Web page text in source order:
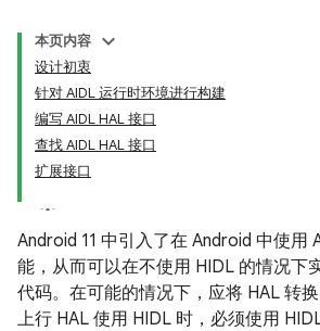
本页内容
设计初衷
针对 AIDL 运行时环境进行构建
编写 AIDL HAL 接口
查找 AIDL HAL 接口
扩展接口
Android 11 中引入了在 Android 中使用
能，从而可以在不使用 HIDL 的情况下
代码。在可能的情况下，应将 HAL 转
上行 HAL 使用 HIDL 时，必须使用 HIDL